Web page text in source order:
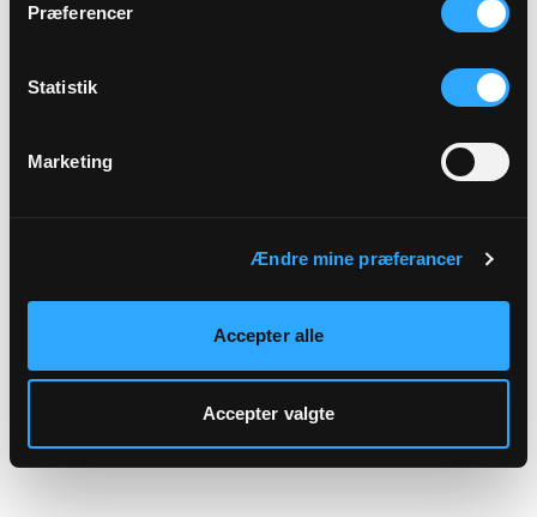
Præferencer
Statistik
Marketing
Ændre mine præferancer
Accepter alle
Accepter valgte